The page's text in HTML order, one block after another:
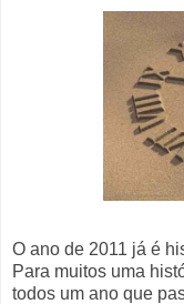
O ano de 2011 já é
Para muitos uma
todos um ano que